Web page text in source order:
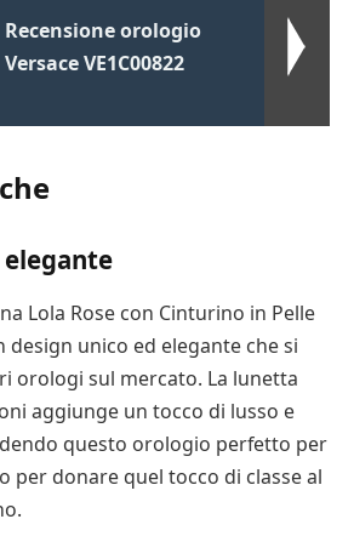
Recensione orologio
Versace VE1C00822
Lola Rose con Cinturino in Pelle
design unico ed elegante che si
orologi sul mercato. La lunetta
aggiunge un tocco di lusso e
questo orologio perfetto per
per donare quel tocco di classe al